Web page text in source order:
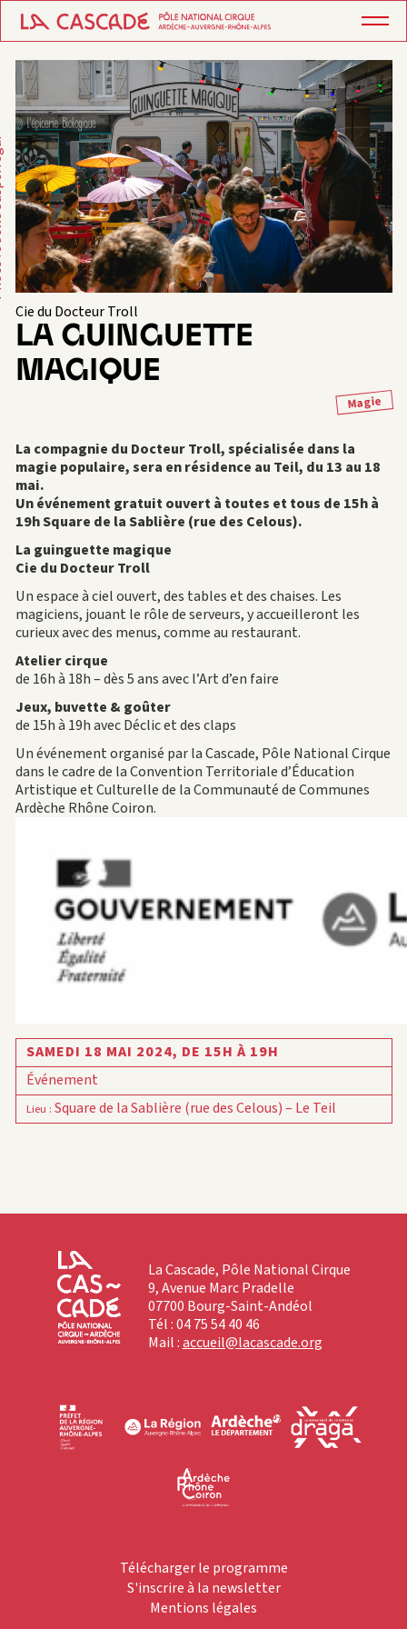
Cie du Docteur Troll
LA GUINGUETTE
MAGIQUE
Magie
La compagnie du Docteur Troll, spécialisée dans la
magie populaire, sera en résidence au Teil, du 13 au 18
mai.
Un événement gratuit ouvert à toutes et tous de 15h à
19h Square de la Sablière (rue des Celous).
La guinguette magique
Cie du Docteur Troll
Un espace à ciel ouvert, des tables et des chaises. Les
magiciens, jouant le rôle de serveurs, y accueilleront les
curieux avec des menus, comme au restaurant.
Atelier cirque
de 16h à 18h – dès 5 ans avec l’Art d’en faire
Jeux, buvette & goûter
de 15h à 19h avec Déclic et des claps
Un événement organisé par la Cascade, Pôle National Cirque
dans le cadre de la Convention Territoriale d’Éducation
Artistique et Culturelle de la Communauté de Communes
Ardèche Rhône Coiron.
SAMEDI 18 MAI 2024, DE 15H À 19H
Événement
Lieu : Square de la Sablière (rue des Celous) – Le Teil
La Cascade, Pôle National Cirque
9, Avenue Marc Pradelle
07700 Bourg-Saint-Andéol
Tél : 04 75 54 40 46
Mail :accueil@lacascade.org
Télécharger le programme
S'inscrire à la newsletter
Mentions légales